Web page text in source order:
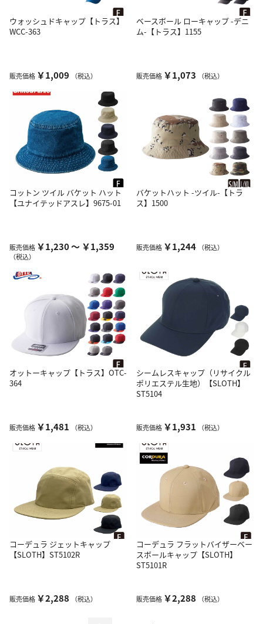
ウォッシュドキャップ【トラス】
WCC-363
販売価格 ￥1,009 （税込）
ベースボール ローキャップ -デニ
ム-【トラス】1155
販売価格 ￥1,073 （税込）
コットン ツイル バケット ハット
【ユナイテッドアスレ】9675-01
販売価格 ￥1,230 ～ ￥1,359
（税込）
バケットハット -ツイル-【トラ
ス】1500
販売価格 ￥1,244 （税込）
オットーキャップ【トラス】OTC-
364
販売価格 ￥1,481 （税込）
シームレスキャップ（リサイクル
ポリエステル生地）【SLOTH】
ST5104
販売価格 ￥1,931 （税込）
コーデュラ ジェットキャップ
【SLOTH】ST5102R
販売価格 ￥2,288 （税込）
コーデュラ フラットバイザーベー
スボールキャップ【SLOTH】
ST5101R
販売価格 ￥2,288 （税込）